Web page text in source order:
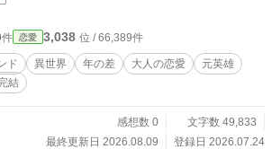
日々】 帰る場所を見つけた
語。 一緒に料理をして、ときどき喧嘩を
やかな毎日を重ねながら、少しずつ夫婦になってい
雄。現在は
も屋として暮らす「街のお父さん」。不器用だが世
の助手。美
恋愛 3,038 位 / 66,389件
ド 異世界 年の差 大人の恋愛
元英雄
結
感想数 0
文字数 49,833
最終更新日 2026.08.09
登録日 2026.07.24